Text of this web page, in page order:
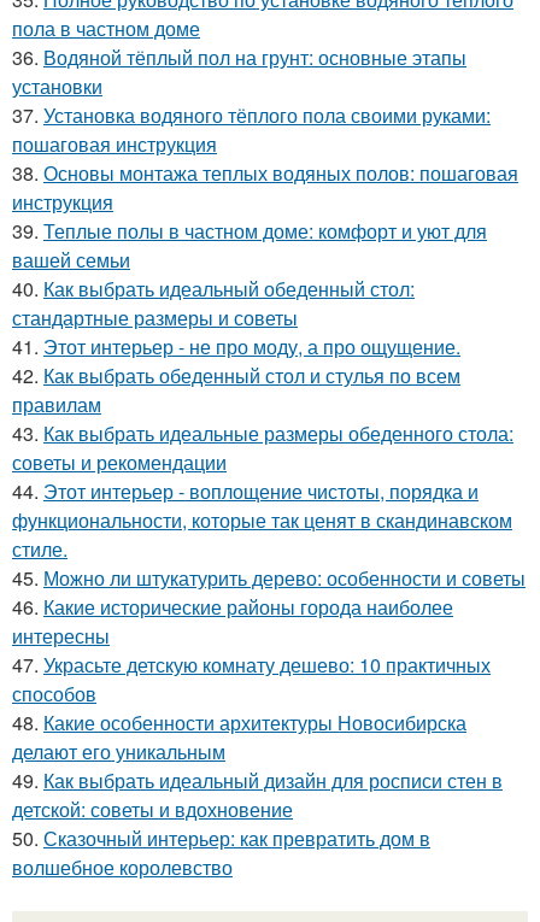
пола в частном доме
36. Водяной тёплый пол на грунт: основные этапы
установки
37. Установка водяного тёплого пола своими руками:
пошаговая инструкция
38. Основы монтажа теплых водяных полов: пошаговая
инструкция
39. Теплые полы в частном доме: комфорт и уют для
вашей семьи
40. Как выбрать идеальный обеденный стол:
стандартные размеры и советы
41. Этот интерьер - не про моду, а про ощущение.
42. Как выбрать обеденный стол и стулья по всем
правилам
43. Как выбрать идеальные размеры обеденного стола:
советы и рекомендации
44. Этот интерьер - воплощение чистоты, порядка и
функциональности, которые так ценят в скандинавском
стиле.
45. Можно ли штукатурить дерево: особенности и советы
46. Какие исторические районы города наиболее
интересны
47. Украсьте детскую комнату дешево: 10 практичных
способов
48. Какие особенности архитектуры Новосибирска
делают его уникальным
49. Как выбрать идеальный дизайн для росписи стен в
детской: советы и вдохновение
50. Сказочный интерьер: как превратить дом в
волшебное королевство